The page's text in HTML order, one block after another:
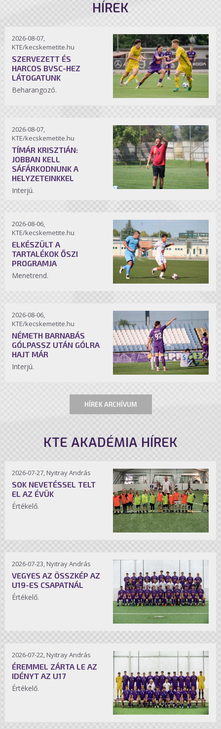
HÍREK
2026-08-07,
KTE/kecskemetite.hu
SZERVEZETT ÉS
HARCOS BVSC-HEZ
LÁTOGATUNK
Beharangozó.
2026-08-07,
KTE/kecskemetite.hu
TÍMÁR KRISZTIÁN:
JOBBAN KELL
SÁFÁRKODNUNK A
HELYZETEINKKEL
Interjú.
2026-08-06,
KTE/kecskemetite.hu
ELKÉSZÜLT A
TARTALÉKOK ŐSZI
PROGRAMJA
Menetrend.
2026-08-06,
KTE/kecskemetite.hu
NÉMETH BARNABÁS
GÓLPASSZ UTÁN GÓLRA
HAJT MÁR
Interjú.
HÍREK ARCHÍVUM
KTE AKADÉMIA HÍREK
2026-07-27, Nyitray András
SOK NEVETÉSSEL TELT
EL AZ ÉVÜK
Értékelő.
2026-07-23, Nyitray András
VEGYES AZ ÖSSZKÉP AZ
U19-ES CSAPATNÁL
Értékelő.
2026-07-22, Nyitray András
ÉREMMEL ZÁRTA LE AZ
IDÉNYT AZ U17
Értékelő.